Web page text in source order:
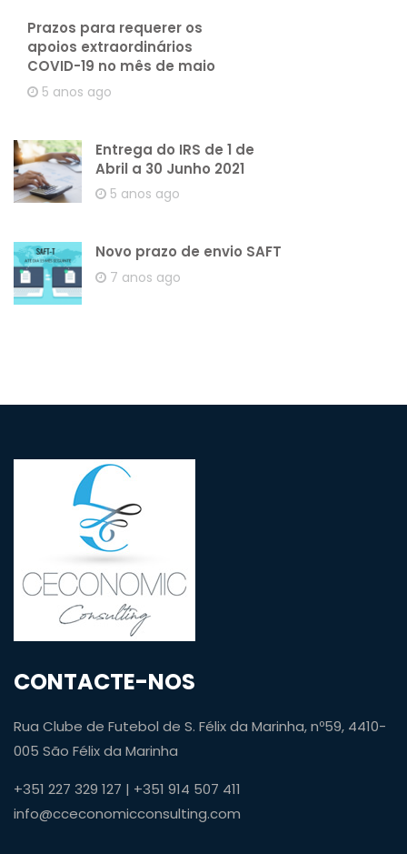
Prazos para requerer os
apoios extraordinários
COVID-19 no mês de maio
5 anos ago
Entrega do IRS de 1 de
Abril a 30 Junho 2021
5 anos ago
Novo prazo de envio SAFT
7 anos ago
CONTACTE-NOS
Rua Clube de Futebol de S. Félix da Marinha, nº59, 4410-
005 São Félix da Marinha
+351 227 329 127 | +351 914 507 411
info@cceconomicconsulting.com